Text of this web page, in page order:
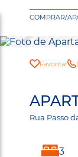
COMPRAR/
Favoritar
Rua Passo
3